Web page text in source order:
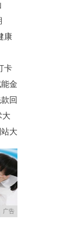
康
卡
金
回
大
大
广告